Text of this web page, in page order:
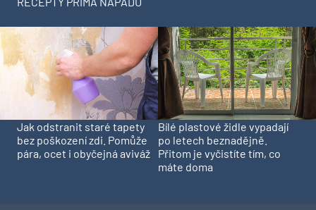
Jak odstranit staré tapety
bez poškození zdi. Pomůže
pára, ocet i obyčejná aviváž
Bílé plastové židle vypadají
po letech beznadějně.
Přitom je vyčistíte tím, co
máte doma